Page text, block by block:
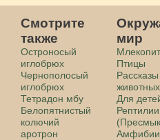
Смотрите
также
Остроносый
иглобрюх
Чернополосый
иглобрюх
Тетрадон мбу
Белопятнистый
колючий
аротрон
мир
Птицы
животных
Для
Рептилии
Амфибии